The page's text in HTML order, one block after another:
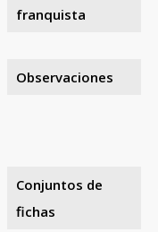
franquista
Observaciones
Conjuntos de
fichas